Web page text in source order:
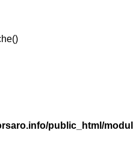
public_html/